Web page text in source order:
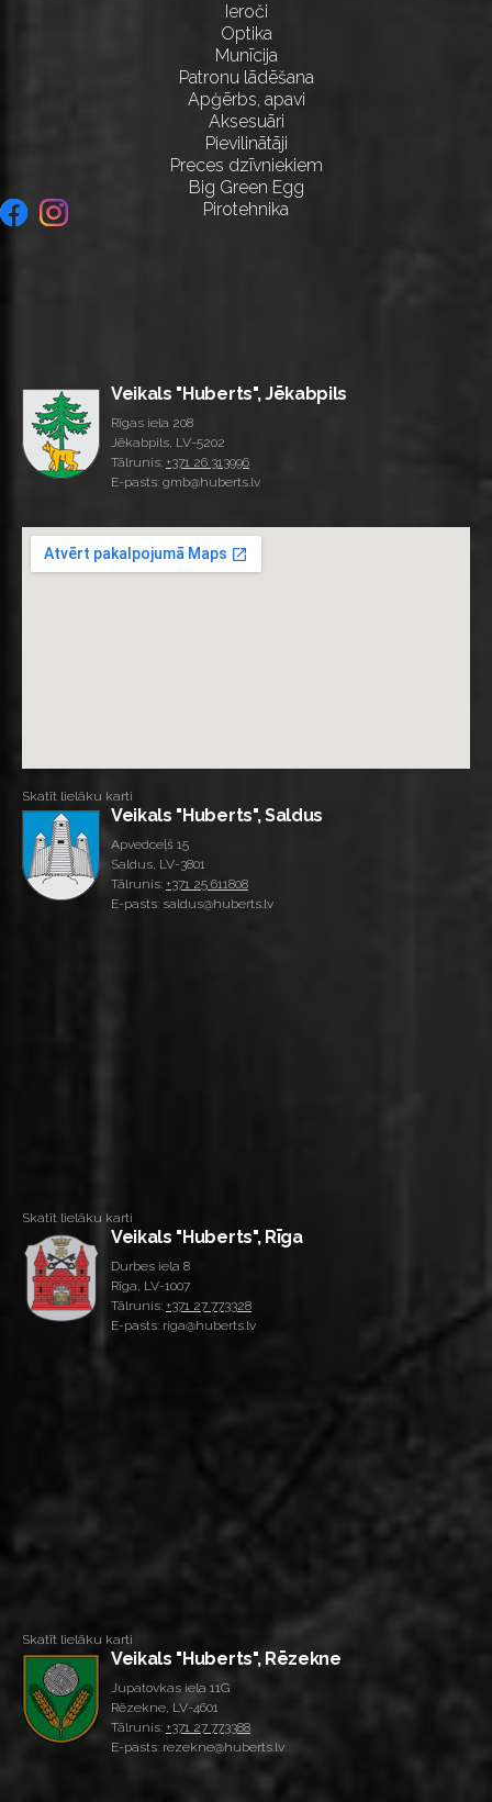
Ieroči
Optika
Munīcija
Patronu lādēšana
Apģērbs, apavi
Aksesuāri
Pievilinātāji
Preces dzīvniekiem
Big Green Egg
Pirotehnika
Veikals "Huberts", Jēkabpils
Rīgas iela 208
Jēkabpils, LV-5202
Tālrunis: +371 26 313996
E-pasts: gmb@huberts.lv
Skatīt lielāku karti
Veikals "Huberts", Saldus
Apvedceļš 15
Saldus, LV-3801
Tālrunis: +371 25 611808
E-pasts: saldus@huberts.lv
Skatīt lielāku karti
Veikals "Huberts", Rīga
Durbes iela 8
Rīga, LV-1007
Tālrunis: +371 27 773328
E-pasts: riga@huberts.lv
Skatīt lielāku karti
Veikals "Huberts", Rēzekne
Jupatovkas iela 11G
Rēzekne, LV-4601
Tālrunis: +371 27 773388
E-pasts: rezekne@huberts.lv